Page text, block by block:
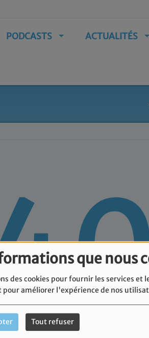
que nous
des cookies pour fournir les services et
pour améliorer l'expérience de nos
Tout refuser
PODCASTS ACTUALITÉS